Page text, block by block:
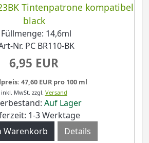
Tintenpatrone kompatibel
black
14,6ml
Nr. PC BR110-BK
6,95 EUR
47,60 EUR pro 100 ml
inkl. MwSt. zzgl. Versand
Auf Lager
1-3 Werktage
Details